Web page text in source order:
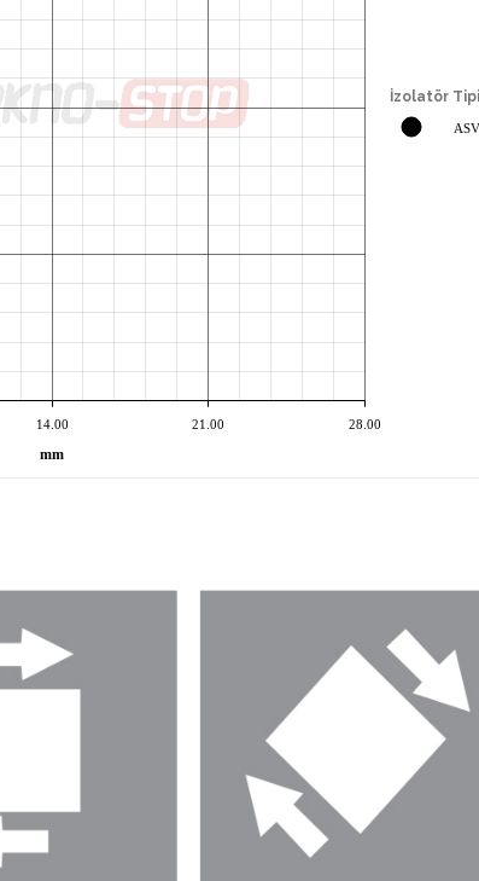
14.00 21.00 28.00
mm
İzolatör